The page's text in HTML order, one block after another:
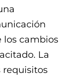
los cambios
La